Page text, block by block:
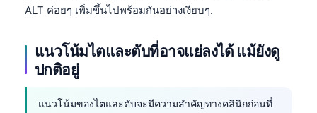
ALT ค่อยๆ เพิ่มขึ้นไปพร้อมกันอย่างเงียบๆ.
แนวโน้มไตและตับที่อาจแย่ลงได้ แม้ยังดู
ปกติอยู่
แนวโน้มของไตและตับจะมีความสำคัญทางคลินิกก่อนที่